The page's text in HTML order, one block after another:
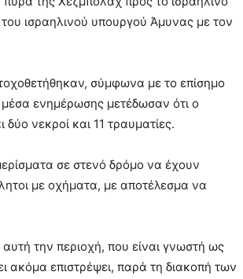
ισραηλινού υπουργού Άμυνας με τον
σύμφωνα με το επίσημο
μέσα ενημέρωσης μετέδωσαν ότι ο
νεκροί και 11 τραυματίες.
σε στενό δρόμο να έχουν
με οχήματα, με αποτέλεσμα να
την περιοχή, που είναι γνωστή ως
ακόμα επιστρέψει, παρά τη διακοπή των